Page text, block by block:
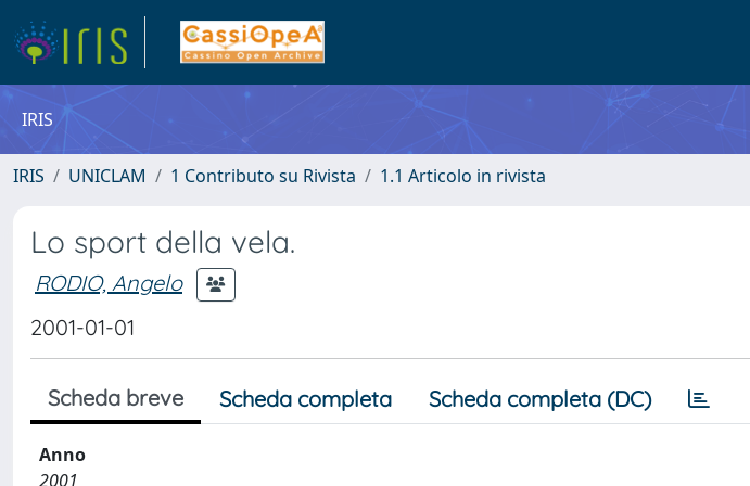
IRIS
IRIS UNICLAM 1 Contributo su Rivista 1.1 Articolo in rivista
Lo sport della vela.
RODIO, Angelo
2001-01-01
Scheda breve Scheda completa Scheda completa (DC)
Anno
2001